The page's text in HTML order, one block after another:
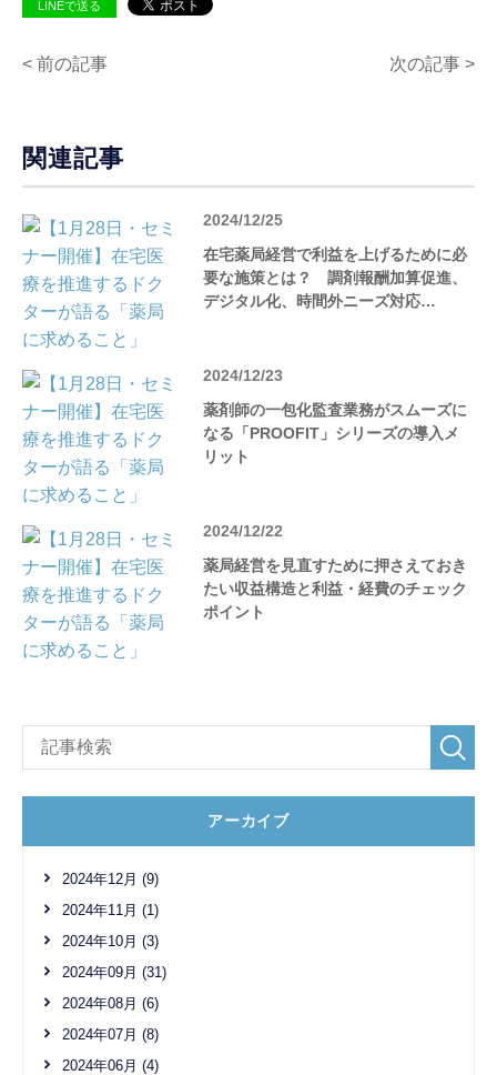
LINEで送る
< 前の記事 次の記事 >
関連記事
2024/12/25
在宅薬局経営で利益を上げるために必
要な施策とは？ 調剤報酬加算促進、
デジタル化、時間外ニーズ対応…
2024/12/23
薬剤師の一包化監査業務がスムーズに
なる「PROOFIT」シリーズの導入メ
リット
2024/12/22
薬局経営を見直すために押さえておき
たい収益構造と利益・経費のチェック
ポイント
アーカイブ
2024年12月 (9)
2024年11月 (1)
2024年10月 (3)
2024年09月 (31)
2024年08月 (6)
2024年07月 (8)
2024年06月 (4)